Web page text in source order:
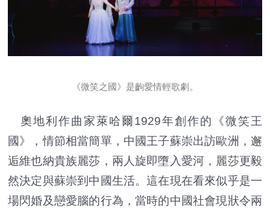
《微笑之國》是齣愛情輕歌劇。
奧地利作曲家萊哈爾1929年創作的《微笑王
國》，情節相當簡單，中國王子蘇崇出訪歐洲，邂
逅維也納貴族麗莎，兩人旋即墮入愛河，麗莎更毅
然決定與蘇崇到中國生活。這在現在看來似乎是一
場閃婚及戀愛腦的行為，當時的中國社會現狀令兩